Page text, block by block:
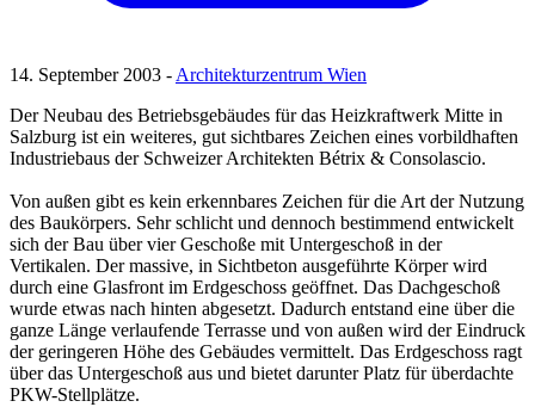
14. September 2003 -Architekturzentrum Wien
Der Neubau des Betriebsgebäudes für das Heizkraftwerk Mitte in
Salzburg ist ein weiteres, gut sichtbares Zeichen eines vorbildhaften
Industriebaus der Schweizer Architekten Bétrix & Consolascio.
Von außen gibt es kein erkennbares Zeichen für die Art der Nutzung
des Baukörpers. Sehr schlicht und dennoch bestimmend entwickelt
sich der Bau über vier Geschoße mit Untergeschoß in der
Vertikalen. Der massive, in Sichtbeton ausgeführte Körper wird
durch eine Glasfront im Erdgeschoss geöffnet. Das Dachgeschoß
wurde etwas nach hinten abgesetzt. Dadurch entstand eine über die
ganze Länge verlaufende Terrasse und von außen wird der Eindruck
der geringeren Höhe des Gebäudes vermittelt. Das Erdgeschoss ragt
über das Untergeschoß aus und bietet darunter Platz für überdachte
PKW-Stellplätze.